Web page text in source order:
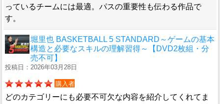
っているチームには最適。パスの重要性も伝わる作品で
す。
堀里也 BASKETBALL 5 STANDARD～ゲームの基本
構造と必要なスキルの理解習得～【DVD2枚組・分
売不可】
投稿日：2026年03月28日
購入者
どのカテゴリーにも必要不可欠な内容を紹介してくれてま